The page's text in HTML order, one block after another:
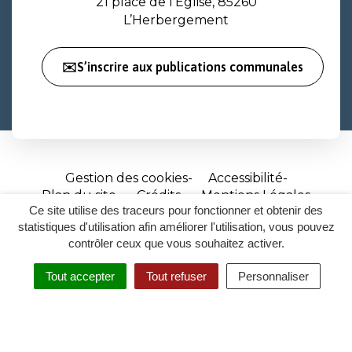
Ce site utilise des traceurs pour fonctionner et obtenir des
statistiques d'utilisation afin améliorer l'utilisation, vous pouvez
contrôler ceux que vous souhaitez activer.
Tout accepter Tout refuser Personnaliser
RECHERCHER
ACCESSIBILITÉ
L’Herbergement
✉️S’inscrire aux publications communales
Gestion des cookies
Accessibilité
Plan du site
Crédits
Mentions Légales
Site
réalisé
par
Inovagora